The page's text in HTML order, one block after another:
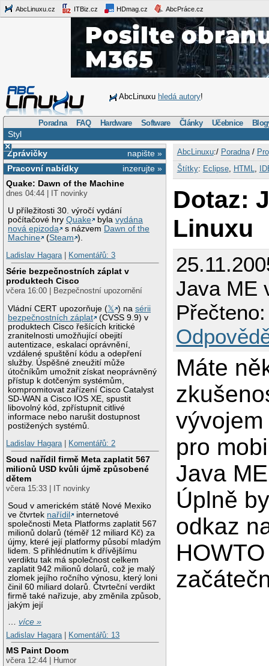
AbcLinuxu.cz ITBiz.cz HDmag.cz AbcPráce.cz
AbcLinuxu hledá autory!
Poradna FAQ Hardware Software Články Učebnice
Styl
×
napište »
Zprávičky
inzerujte »
Pracovní nabídky
Quake: Dawn of the Machine
dnes 04:44 | IT novinky
U příležitosti 30. výročí vydání
počítačové hryQuake bylavydána
nová epizoda
s názvem Dawn of the
Machine
(Steam ).
Ladislav Hagara| Komentářů: 3
Série bezpečnostních záplat v
produktech Cisco
včera 16:00 | Bezpečnostní upozornění
Vládní CERT upozorňuje (𝕏 ) nasérii
bezpečnostních záplat
(CVSS 9.9) v
produktech Cisco řešících kritické
zranitelnosti umožňující obejití
autentizace, eskalaci oprávnění,
vzdálené spuštění kódu a odepření
služby. Úspěšné zneužití může
útočníkům umožnit získat neoprávněný
přístup k dotčeným systémům,
kompromitovat zařízení Cisco Catalyst
SD-WAN a Cisco IOS XE, spustit
libovolný kód, zpřístupnit citlivé
informace nebo narušit dostupnost
postižených systémů.
Ladislav Hagara| Komentářů: 2
Soud nařídil firmě Meta zaplatit 567
milionů USD kvůli újmě způsobené
dětem
včera 15:33 | IT novinky
Soud v americkém státě Nové Mexiko
ve čtvrtek nařídil
internetové
společnosti Meta Platforms zaplatit 567
milionů dolarů (téměř 12 miliard Kč) za
újmy, které její platformy působí mladým
lidem. S přihlédnutím k dřívějšímu
verdiktu tak má společnost celkem
zaplatit 942 milionů dolarů, což je malý
zlomek jejího ročního výnosu, který loni
činil 60 miliard dolarů. Čtvrteční verdikt
firmě také nařizuje, aby změnila způsob,
jakým její
…více »
Ladislav Hagara
Komentářů: 13
MS Paint Doom
včera 12:44 | Humor
AbcLinuxu:/ Poradna/
Štítky: Eclipse, HTML
Dotaz:
Linuxu
Java ME
Máte
pro
Java
Úplně
odkaz